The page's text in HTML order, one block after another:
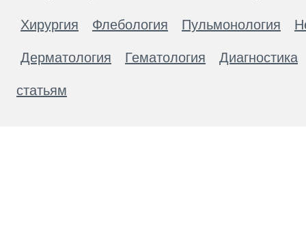
Хирургия Флебология Пульмонология
Дерматология Гематология Диагностика
статьям